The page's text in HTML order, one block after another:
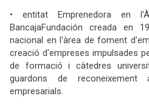
• entitat Emprenedora en
BancajaFundación creada en
nacional en l'àrea de foment
creació d'empreses impulsades
de formació i càtedres
guardons de
empresarials.